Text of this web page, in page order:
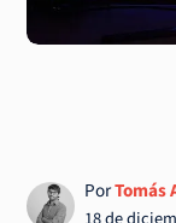
PorTomás